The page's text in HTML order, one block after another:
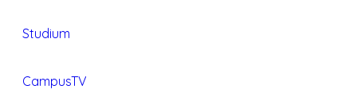
Studium
CampusTV